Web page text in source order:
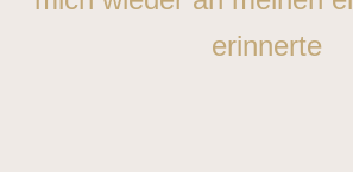
erinnerte